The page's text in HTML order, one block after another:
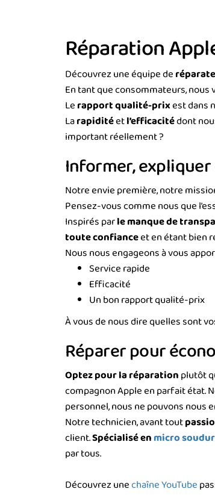
Réparation
Découvrez une équipe de
En tant que consommateurs, nous
Lerapport qualité-prixest dans
Larapiditéetl’efficacitédont
important réellement ?
Informer,
Notre envie première, notre
Pensez-vous comme nous que
​Inspirés parle manque de
toute confianceet en étant bien
Nous nous engageons à vous
Service rapide
Efficacité
Un bon rapport qualité-prix
À vous de nous dire quelles sont
Réparer pour
Optez pour la réparationplutôt
compagnon Apple en parfait état.
personnel, nous ne pouvons nous
Notre technicien, avant tout
client.Spécialisé enmicro
par tous.
Découvrez unechaîne YouTube